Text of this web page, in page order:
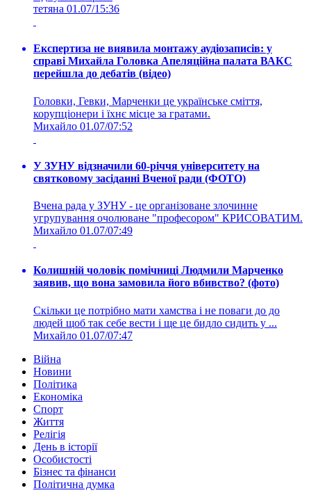
тетяна 01.07/15:36
Експертиза не виявила монтажу аудіозаписів: у
справі Михайла Головка Апеляційна палата ВАКС
перейшла до дебатів (відео)
Головки, Гевки, Марченки це українське сміття,
корупціонери і їхнє місце за гратами.
Михайло 01.07/07:52
У ЗУНУ відзначили 60-річчя університету на
святковому засіданні Вченої ради (ФОТО)
Вчена рада у ЗУНУ - це організоване злочинне
угрупування очолюване "професором" КРИСОВАТИМ.
Михайло 01.07/07:49
Колишній чоловік помічниці Людмили Марченко
заявив, що вона замовила його вбивство? (фото)
Скільки це потрібно мати хамства і не поваги до до
людей щоб так себе вести і ще це бидло сидить у ...
Михайло 01.07/07:47
Війна
Новини
Політика
Економіка
Спорт
Життя
Релігія
День в історії
Особистості
Бізнес та фінанси
Політична думка